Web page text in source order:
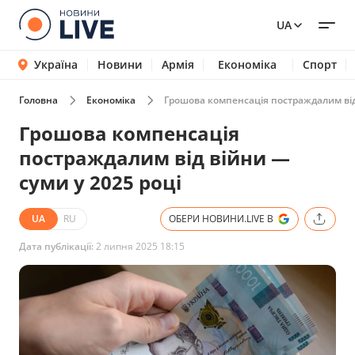
UA
Україна Новини Армія Економіка Спорт
Головна Економіка Грошова компенсація постраждалим
Грошова компенсація
постраждалим від війни —
суми у 2025 році
UA RU ОБЕРИ НОВИНИ.LIVE В
Дата публікації:2 липня 2025 18:15